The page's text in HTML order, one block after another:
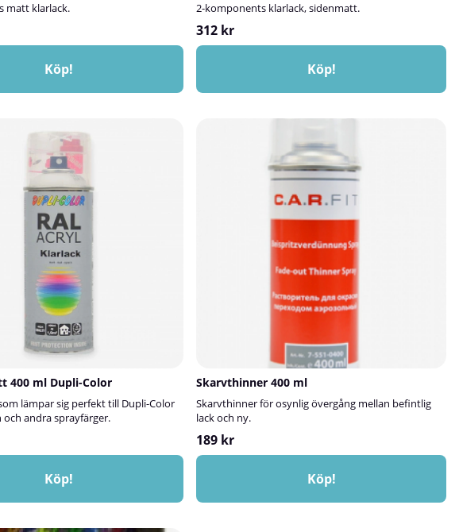
matt klarlack.
Köp!
2-komponents klarlack, sidenmatt.
312 kr
Köp!
400 ml Dupli-Color
lämpar sig perfekt till Dupli-Color
och andra sprayfärger.
Köp!
Skarvthinner 400 ml
Skarvthinner för osynlig övergång mellan befintlig
lack och ny.
189 kr
Köp!